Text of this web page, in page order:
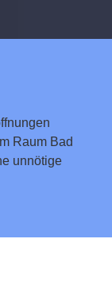
Raum Bad
unnötige